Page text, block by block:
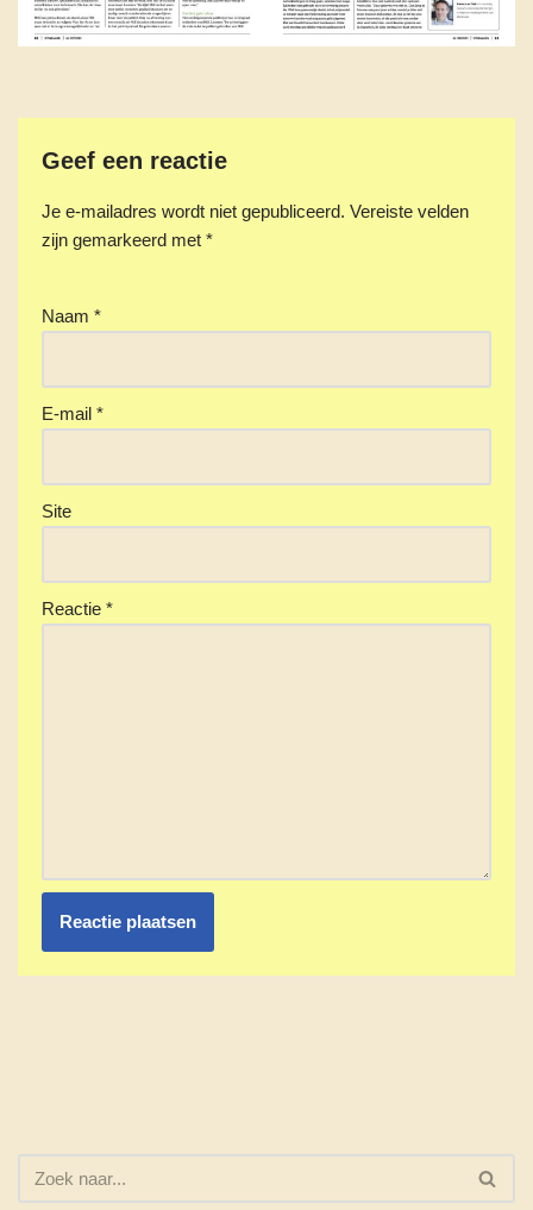
Geef een reactie
Je e-mailadres wordt niet gepubliceerd. Vereiste velden
zijn gemarkeerd met *
Naam *
E-mail *
Site
Reactie *